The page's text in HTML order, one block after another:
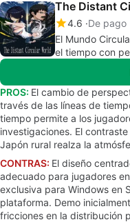
The Distant
4.6 De pago
El Mundo
el tiempo con
PROS: El cambio de
través de las líneas de
tiempo permite a los
investigaciones. El
Japón rural realza la
CONTRAS: El diseño
adecuado para jugadores
exclusiva para Windows en
plataforma. Demo
fricciones en la distribución